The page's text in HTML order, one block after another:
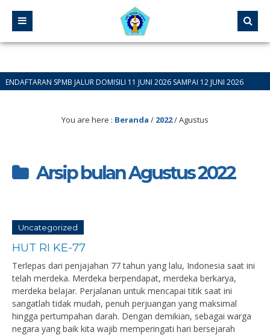
SPMB JALUR DOMISILI 11 JUNI 2026 SAMPAI 12 JUNI 2026
You are here : Beranda / 2022/Agustus
Arsip bulan Agustus 2022
Uncategorized
HUT RI KE-77
Terlepas dari penjajahan 77 tahun yang lalu, Indonesia saat ini
telah merdeka. Merdeka berpendapat, merdeka berkarya,
merdeka belajar. Perjalanan untuk mencapai titik saat ini
sangatlah tidak mudah, penuh perjuangan yang maksimal
hingga pertumpahan darah. Dengan demikian, sebagai warga
negara yang baik kita wajib memperingati hari bersejarah